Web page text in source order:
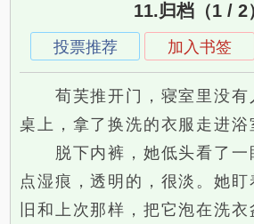
11.归档（1 / 2
投票推荐 加入书签
荀芙推开门，寝室里没有
桌上，拿了换洗的衣服走进浴
脱下内裤，她低头看了一
点湿痕，透明的，很淡。她盯
旧和上次那样，把它泡在洗